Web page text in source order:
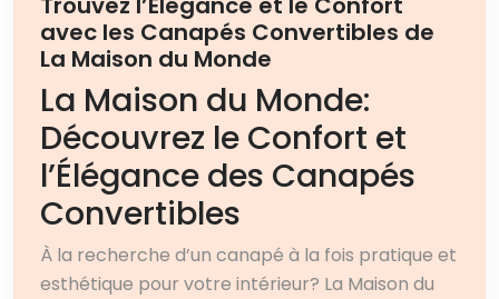
avec les Canapés Convertibles de
La Maison du Monde
La Maison du Monde:
Découvrez le Confort et
l’Élégance des Canapés
Convertibles
À la recherche d’un canapé à la fois pratique et
esthétique pour votre intérieur? La Maison du